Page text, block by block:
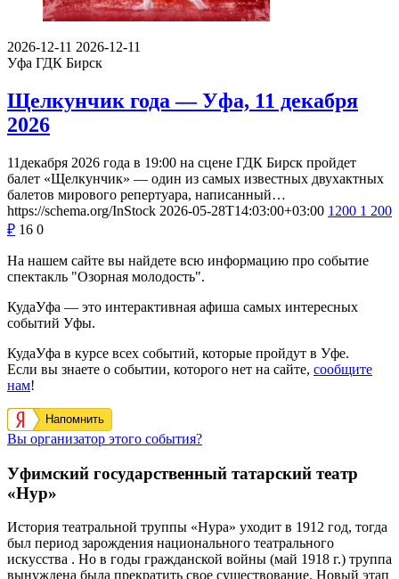
2026-12-11 2026-12-11
Уфа ГДК Бирск
Щелкунчик года — Уфа, 11 декабря
2026
11декабря 2026 года в 19:00 на сцене ГДК Бирск пройдет
балет «Щелкунчик» — один из самых известных двухактных
балетов мирового репертуара, написанный…
https://schema.org/InStock 2026-05-28T14:03:00+03:00 1200 1 200
₽ 16 0
На нашем сайте вы найдете всю информацию про событие
спектакль "Озорная молодость".
КудаУфа — это интерактивная афиша самых интересных
событий Уфы.
КудаУфа в курсе всех событий, которые пройдут в Уфе.
Если вы знаете о событии, которого нет на сайте, сообщите
нам!
Напомнить
Вы организатор этого события?
Уфимский государственный татарский театр
«Нур»
История театральной труппы «Нура» уходит в 1912 год, тогда
был период зарождения национального театрального
искусства . Но в годы гражданской войны (май 1918 г.) труппа
вынуждена была прекратить свое существование. Новый этап